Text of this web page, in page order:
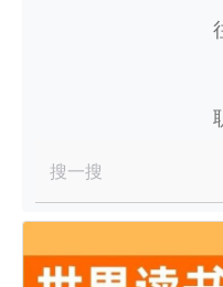
搜一搜